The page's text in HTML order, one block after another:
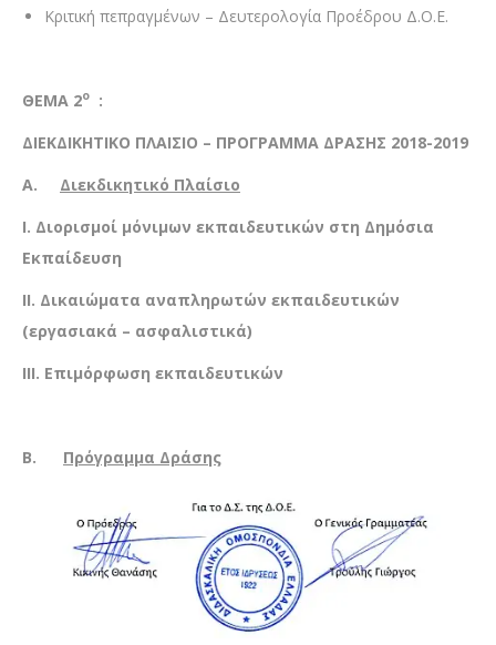
Κριτική πεπραγμένων – Δευτερολογία Προέδρου Δ.Ο.Ε.
ΘΕΜΑ 2ο
:
ΔΙΕΚΔΙΚΗΤΙΚΟ ΠΛΑΙΣΙΟ – ΠΡΟΓΡΑΜΜΑ ΔΡΑΣΗΣ 2018-2019
Α. Διεκδικητικό Πλαίσιο
Ι. Διορισμοί μόνιμων εκπαιδευτικών στη Δημόσια
Εκπαίδευση
ΙΙ. Δικαιώματα αναπληρωτών εκπαιδευτικών
(εργασιακά – ασφαλιστικά)
ΙΙΙ. Επιμόρφωση εκπαιδευτικών
Β. Πρόγραμμα Δράσης